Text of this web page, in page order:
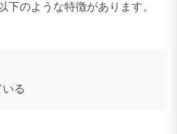
下のような特徴があります。
る